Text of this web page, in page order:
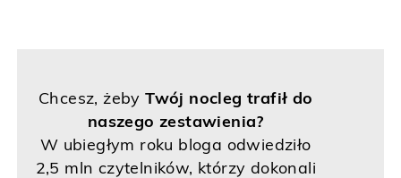
Chcesz, żeby Twój nocleg trafił do
naszego zestawienia?
W ubiegłym roku bloga odwiedziło
2,5 mln czytelników, którzy dokonali